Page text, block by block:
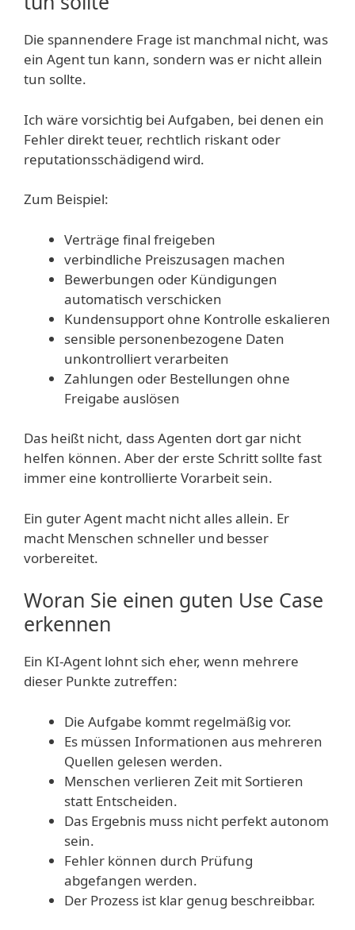
Die spannendere Frage ist manchmal nicht, was
ein Agent tun kann, sondern was er nicht allein
tun sollte.
Ich wäre vorsichtig bei Aufgaben, bei denen ein
Fehler direkt teuer, rechtlich riskant oder
reputationsschädigend wird.
Zum Beispiel:
Verträge final freigeben
verbindliche Preiszusagen machen
Bewerbungen oder Kündigungen
automatisch verschicken
Kundensupport ohne Kontrolle eskalieren
sensible personenbezogene Daten
unkontrolliert verarbeiten
Zahlungen oder Bestellungen ohne
Freigabe auslösen
Das heißt nicht, dass Agenten dort gar nicht
helfen können. Aber der erste Schritt sollte fast
immer eine kontrollierte Vorarbeit sein.
Ein guter Agent macht nicht alles allein. Er
macht Menschen schneller und besser
vorbereitet.
Woran Sie einen guten Use Case
erkennen
Ein KI-Agent lohnt sich eher, wenn mehrere
dieser Punkte zutreffen:
Die Aufgabe kommt regelmäßig vor.
Es müssen Informationen aus mehreren
Quellen gelesen werden.
Menschen verlieren Zeit mit Sortieren
statt Entscheiden.
Das Ergebnis muss nicht perfekt autonom
sein.
Fehler können durch Prüfung
abgefangen werden.
Der Prozess ist klar genug beschreibbar.